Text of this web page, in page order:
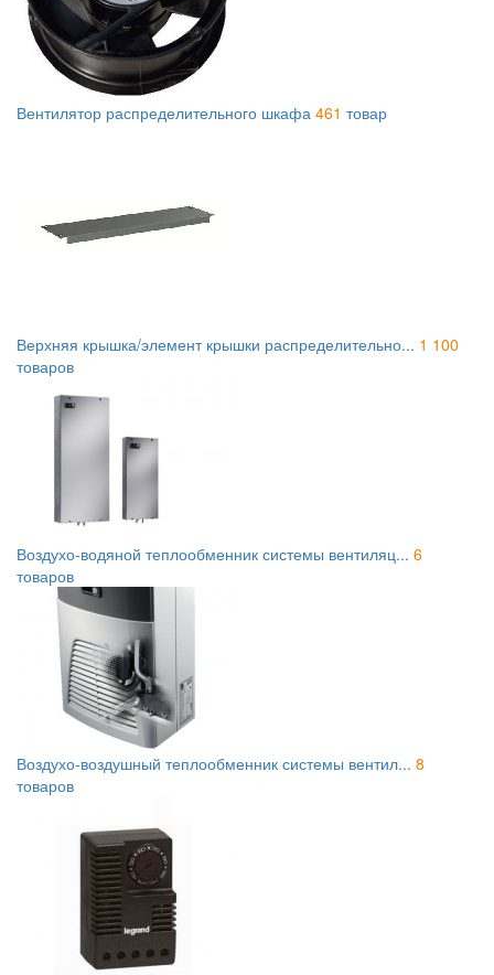
Вентилятор распределительного шкафа 461 товар
Верхняя крышка/элемент крышки распределительно... 1 100
товаров
Воздухо-водяной теплообменник системы вентиляц... 6
товаров
Воздухо-воздушный теплообменник системы вентил... 8
товаров